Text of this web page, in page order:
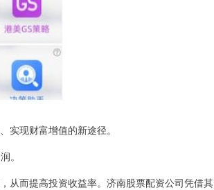
实现财富增值的新途径。
。
从而提高投资收益率。济南股票配资公司凭借其